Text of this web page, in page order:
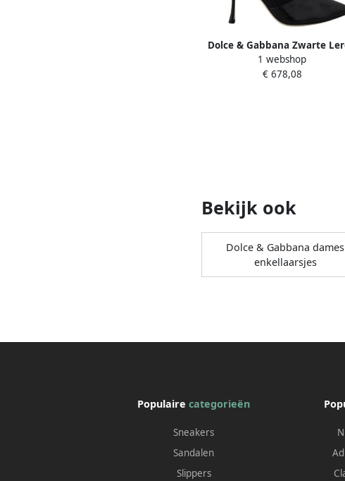
Dolce & Gabbana Zwarte
Logo Mid Calf Laarzen Black
Dames
1 webshop
€ 678,08
Bekijk ook
Dolce & Gabbana dames
enkellaarsjes
Populairecategorieën
Sneakers
Sandalen
Slippers